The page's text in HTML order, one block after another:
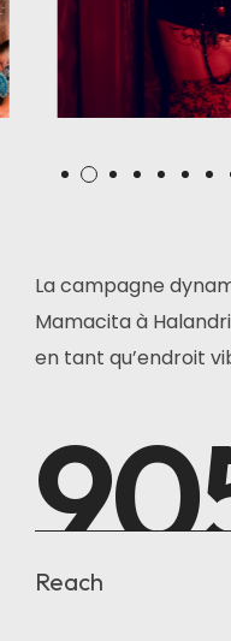
La campagne
Mamacita à
en tant qu’endroit
Reach